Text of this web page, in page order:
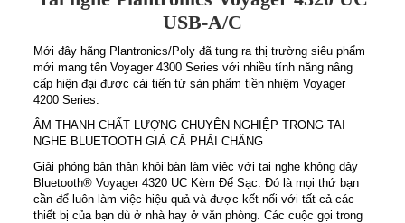
USB-A/C
Mới đây hãng Plantronics/Poly đã tung ra thị trường siêu phẩm
mới mang tên Voyager 4300 Series với nhiều tính năng nâng
cấp hiện đại được cải tiến từ sản phẩm tiền nhiệm Voyager
4200 Series.
ÂM THANH CHẤT LƯỢNG CHUYÊN NGHIỆP TRONG TAI
NGHE BLUETOOTH GIÁ CẢ PHẢI CHĂNG
Giải phóng bản thân khỏi bàn làm việc với tai nghe không dây
Bluetooth® Voyager 4320 UC Kèm Đế Sạc. Đó là mọi thứ bạn
cần để luôn làm việc hiệu quả và được kết nối với tất cả các
thiết bị của bạn dù ở nhà hay ở văn phòng. Các cuộc gọi trong